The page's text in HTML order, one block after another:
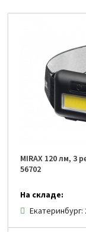
MIRAX 120 лм, 3
56702
На складе:
Екатеринбург: